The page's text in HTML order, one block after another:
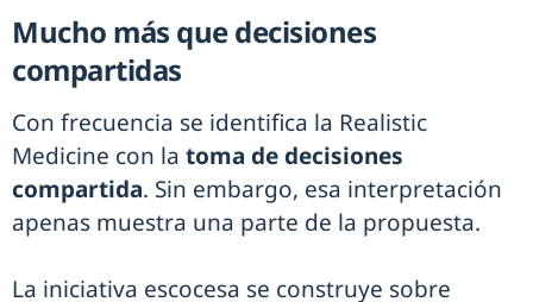
Mucho más que decisiones
compartidas
Con frecuencia se identifica la Realistic
Medicine con la toma de decisiones
compartida. Sin embargo, esa interpretación
apenas muestra una parte de la propuesta.
La iniciativa escocesa se construye sobre